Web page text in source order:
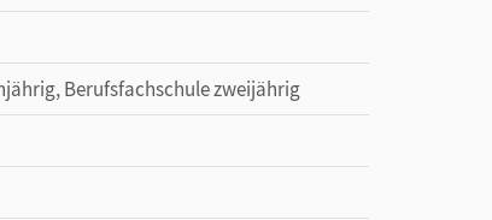
Berufsfachschule zweijährig